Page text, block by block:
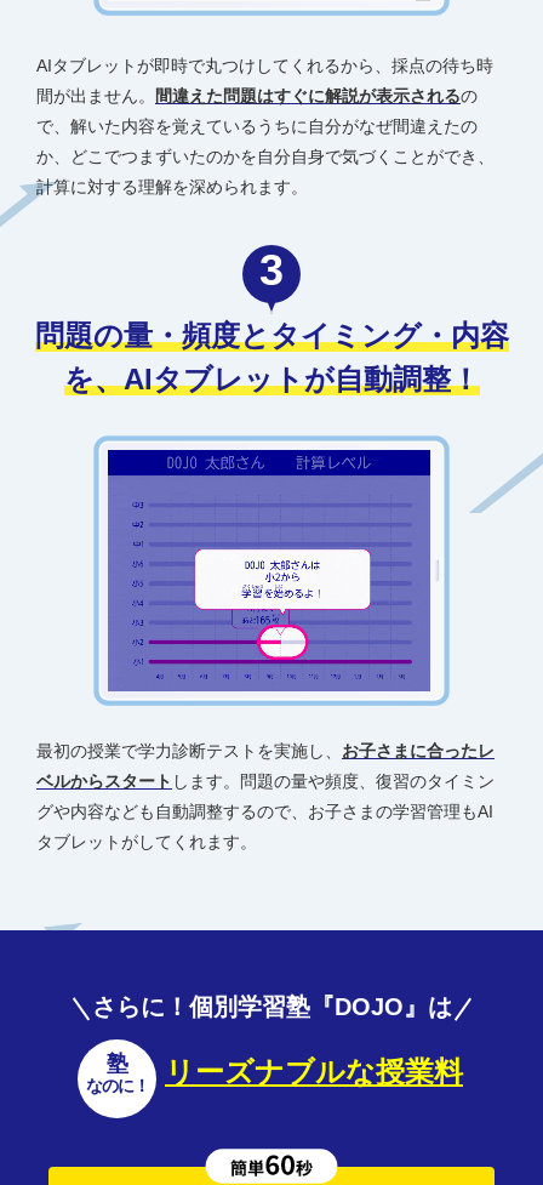
AIタブレットが即時で丸つけしてくれるから、採点の待ち時
間が出ません。
間違えた問題はすぐに解説が表示されるの
で、解いた内容を覚えているうちに自分がなぜ間違えたの
か、どこでつまずいたのかを自分自身で気づくことができ、
計算に対する理解を深められます。
3
問題の量・頻度とタイミング・内容
を、AIタブレットが自動調整！
最初の授業で学力診断テストを実施し、 お子さまに合ったレ
ベルからスタート します。問題の量や頻度、復習のタイミン
グや内容なども自動調整するので、お子さまの学習管理もAI
タブレットがしてくれます。
さらに！個別学習塾『DOJO』は
塾
なのに！ リーズナブルな授業料